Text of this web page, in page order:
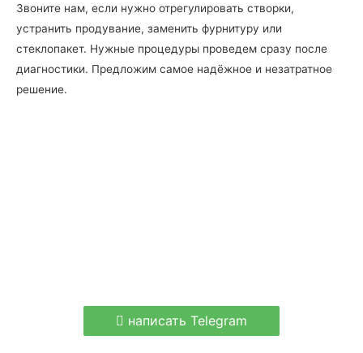
Звоните нам, если нужно отрегулировать створки,
устранить продувание, заменить фурнитуру или
стеклопакет. Нужные процедуры проведем сразу после
диагностики. Предложим самое надёжное и незатратное
решение.
написать Telegram